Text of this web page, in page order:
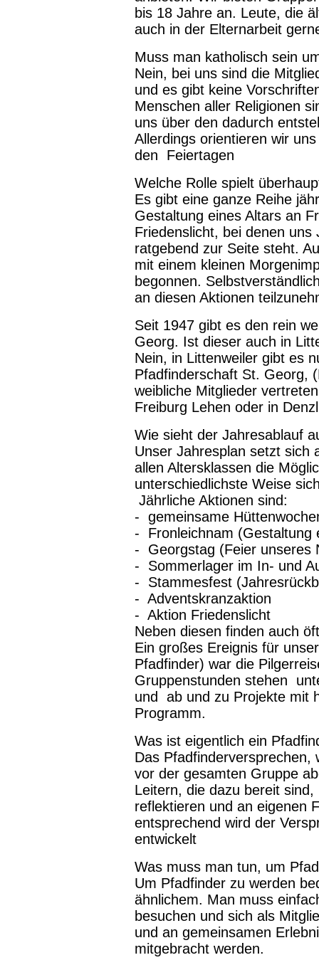
bis 18 Jahre an. Leute, die
auch in der Elternarbeit
Muss man katholisch sein
Nein, bei uns sind die
und es gibt keine
Menschen aller Religionen
uns über den dadurch
Allerdings orientieren wir
den Feiertagen
Welche Rolle spielt
Es gibt eine ganze Reihe
Gestaltung eines Altars an
Friedenslicht, bei denen
ratgebend zur Seite steht.
mit einem kleinen
begonnen.
an diesen Aktionen
Seit 1947 gibt es den rein
Georg. Ist dieser auch in
Nein, in Littenweiler gibt es
Pfadfinderschaft St. Georg,
weibliche Mitglieder
Freiburg Lehen oder in
Wie sieht der Jahresablauf
Unser Jahresplan setzt sich
allen Altersklassen die
unterschiedlichste Weise
Jährliche Aktionen sind:
- gemeinsame
- Fronleichnam (Gestaltung
- Georgstag (Feier unseres
- Sommerlager im In- und
- Stammesfest
- Adventskranzaktion
- Aktion Friedenslicht
Neben diesen finden auch
Ein großes Ereignis für
Pfadfinder) war die
Gruppenstunden stehen
und ab und zu Projekte mit
Programm.
Was ist eigentlich ein
Das Pfadfinderversprechen,
vor der gesamten Gruppe
Leitern, die dazu bereit
reflektieren und an eigenen
entsprechend wird der
entwickelt
Was muss man tun, um
Um Pfadfinder zu werden
ähnlichem. Man muss
besuchen und sich als
und an gemeinsamen
mitgebracht werden.